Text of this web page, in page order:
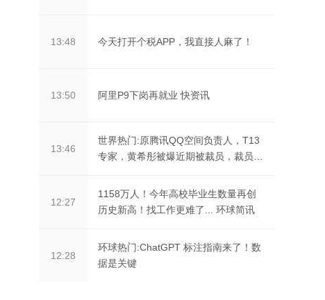
13:48 今天打开个税APP，我直接人麻了！
13:50 阿里P9下岗再就业 快资讯
13:46
世界热门:原腾讯QQ空间负责人，T13
专家，黄希彤被爆近期被裁员，裁员原
12:27
1158万人！今年高校毕业生数量再创
历史新高！找工作更难了... 环球简讯
12:28
环球热门:ChatGPT 标注指南来了！数
据是关键